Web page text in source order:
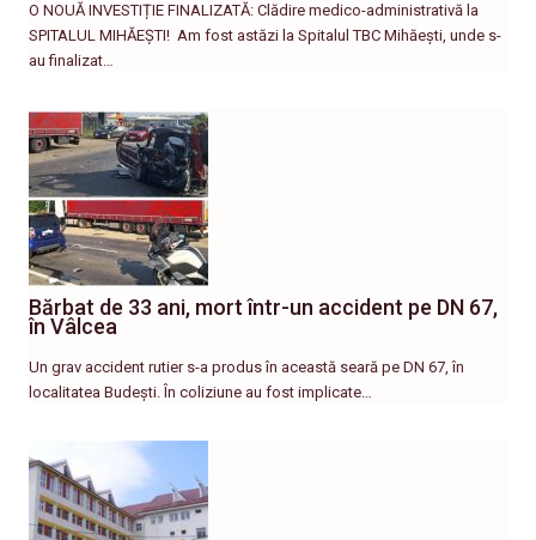
O NOUĂ INVESTIȚIE FINALIZATĂ: Clădire medico-administrativă la
SPITALUL MIHĂEȘTI! ​ Am fost astăzi la Spitalul TBC Mihăești, unde s-
au finalizat…
Bărbat de 33 ani, mort într-un accident pe DN 67,
în Vâlcea
Un grav accident rutier s-a produs în această seară pe DN 67, în
localitatea Budești. În coliziune au fost implicate…